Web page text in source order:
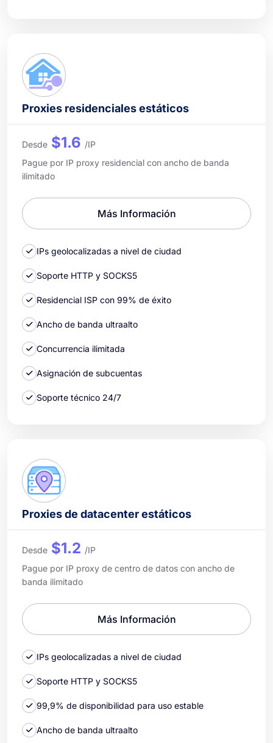
Proxies residenciales estáticos
Desde $1.6 /IP
Pague por IP proxy residencial con ancho de banda
ilimitado
Más Información
IPs geolocalizadas a nivel de ciudad
Soporte HTTP y SOCKS5
Residencial ISP con 99% de éxito
Ancho de banda ultraalto
Concurrencia ilimitada
Asignación de subcuentas
Soporte técnico 24/7
Proxies de datacenter estáticos
Desde $1.2 /IP
Pague por IP proxy de centro de datos con ancho de
banda ilimitado
Más Información
IPs geolocalizadas a nivel de ciudad
Soporte HTTP y SOCKS5
99,9% de disponibilidad para uso estable
Ancho de banda ultraalto